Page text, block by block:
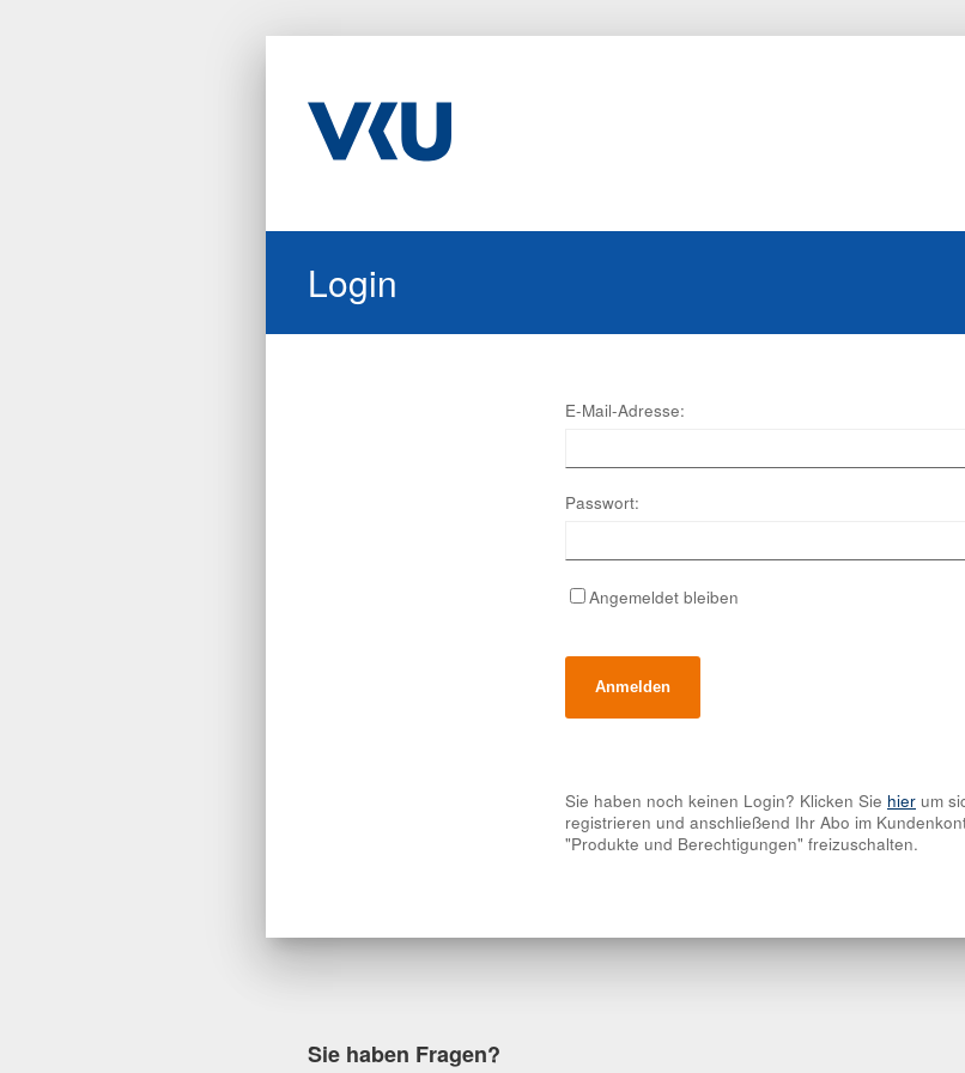
Login
E-Mail-Adresse:
Passwort:
Angemeldet bleiben
Sie haben noch keinen Login? Klicken Sie hier um
registrieren und anschließend Ihr Abo im
"Produkte und Berechtigungen" freizuschalten.
Sie haben Fragen?